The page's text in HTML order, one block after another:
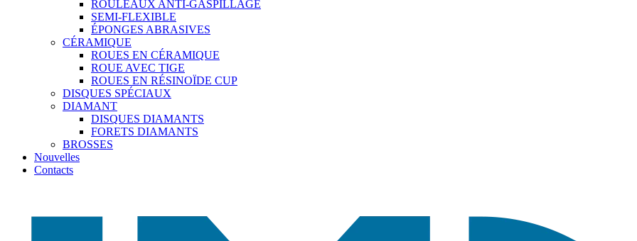
ROULEAUX ANTI-GASPILLAGE
SEMI-FLEXIBLE
ÉPONGES ABRASIVES
CÉRAMIQUE
ROUES EN CÉRAMIQUE
ROUE AVEC TIGE
ROUES EN RÉSINOÏDE CUP
DISQUES SPÉCIAUX
DIAMANT
DISQUES DIAMANTS
FORETS DIAMANTS
BROSSES
Nouvelles
Contacts